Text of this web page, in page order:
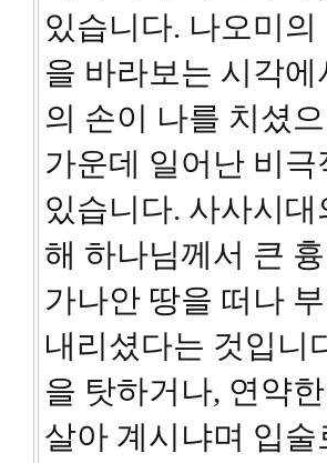
있습니다. 나오미
을 바라보는 시각
의 손이 나를 치셨
가운데 일어난 비
있습니다. 사사시
해 하나님께서 큰
가나안 땅을 떠나
내리셨다는 것입니
을 탓하거나, 연약
살아 계시냐며 입